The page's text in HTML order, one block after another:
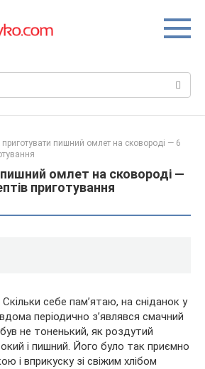
приготувати пишний омлет на сковороді — 6
омлет на сковороді —
приготування
себе пам’ятаю, на сніданок у
періодично з’являвся смачний
не тоненький, як роздутий
і пишний. Його було так приємно
і вприкуску зі свіжим хлібом